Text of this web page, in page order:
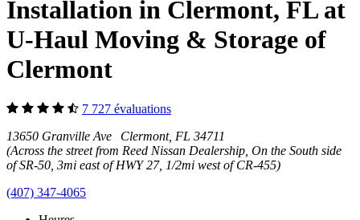
Installation in Clermont, FL at
U-Haul Moving & Storage of
Clermont
7 727 évaluations
13650 Granville Ave Clermont, FL 34711
(Across the street from Reed Nissan Dealership, On the South side
of SR-50, 3mi east of HWY 27, 1/2mi west of CR-455)
(407) 347-4065